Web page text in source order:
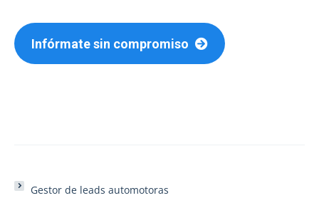
Infórmate sin compromiso
Gestor de leads automotoras